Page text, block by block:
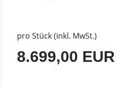
pro Stück (inkl. MwSt.)
8.699,00 EUR